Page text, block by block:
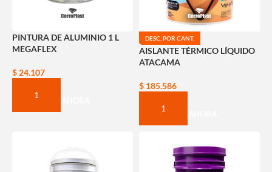
PINTURA DE ALUMINIO 1 L
MEGAFLEX
$ 24.107
COMPRAR AHORA
DESC. POR CANT.
AISLANTE TÉRMICO LÍQUIDO
ATACAMA
$185.586
COMPRAR AHORA